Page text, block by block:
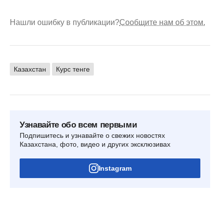
Нашли ошибку в публикации?Сообщите нам об этом.
Казахстан Курс тенге
Узнавайте обо всем первыми
Подпишитесь и узнавайте о свежих новостях
Казахстана, фото, видео и других эксклюзивах
Instagram